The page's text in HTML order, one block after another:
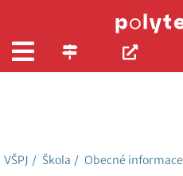
VŠPJ / Škola / Obecné informace